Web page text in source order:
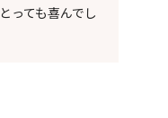
っても喜んでし